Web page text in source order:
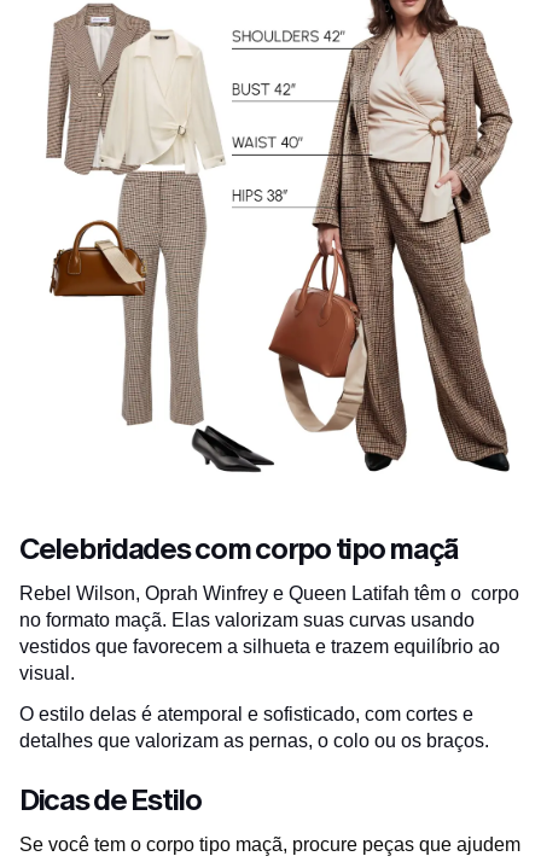
Celebridades com corpo tipo maçã
Rebel Wilson, Oprah Winfrey e Queen Latifah têm o corpo
no formato maçã. Elas valorizam suas curvas usando
vestidos que favorecem a silhueta e trazem equilíbrio ao
visual.
O estilo delas é atemporal e sofisticado, com cortes e
detalhes que valorizam as pernas, o colo ou os braços.
Dicas de Estilo
Se você tem o corpo tipo maçã, procure peças que ajudem